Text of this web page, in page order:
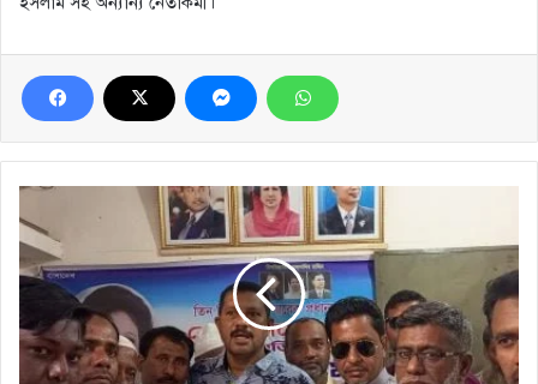
টিটু'কে
ফুলের
শুভেচ্ছা
জানিয়েছেন
কুতুবপুর
ইউনিয়ন
৪নং
ওয়ার্ড